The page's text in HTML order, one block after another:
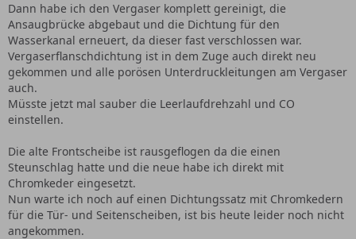
Dann habe ich den Vergaser komplett gereinigt, die
Ansaugbrücke abgebaut und die Dichtung für den
Wasserkanal erneuert, da dieser fast verschlossen war.
Vergaserflanschdichtung ist in dem Zuge auch direkt neu
gekommen und alle porösen Unterdruckleitungen am Vergaser
auch.
Müsste jetzt mal sauber die Leerlaufdrehzahl und CO
einstellen.
Die alte Frontscheibe ist rausgeflogen da die einen
Steunschlag hatte und die neue habe ich direkt mit
Chromkeder eingesetzt.
Nun warte ich noch auf einen Dichtungssatz mit Chromkedern
für die Tür- und Seitenscheiben, ist bis heute leider noch nicht
angekommen.